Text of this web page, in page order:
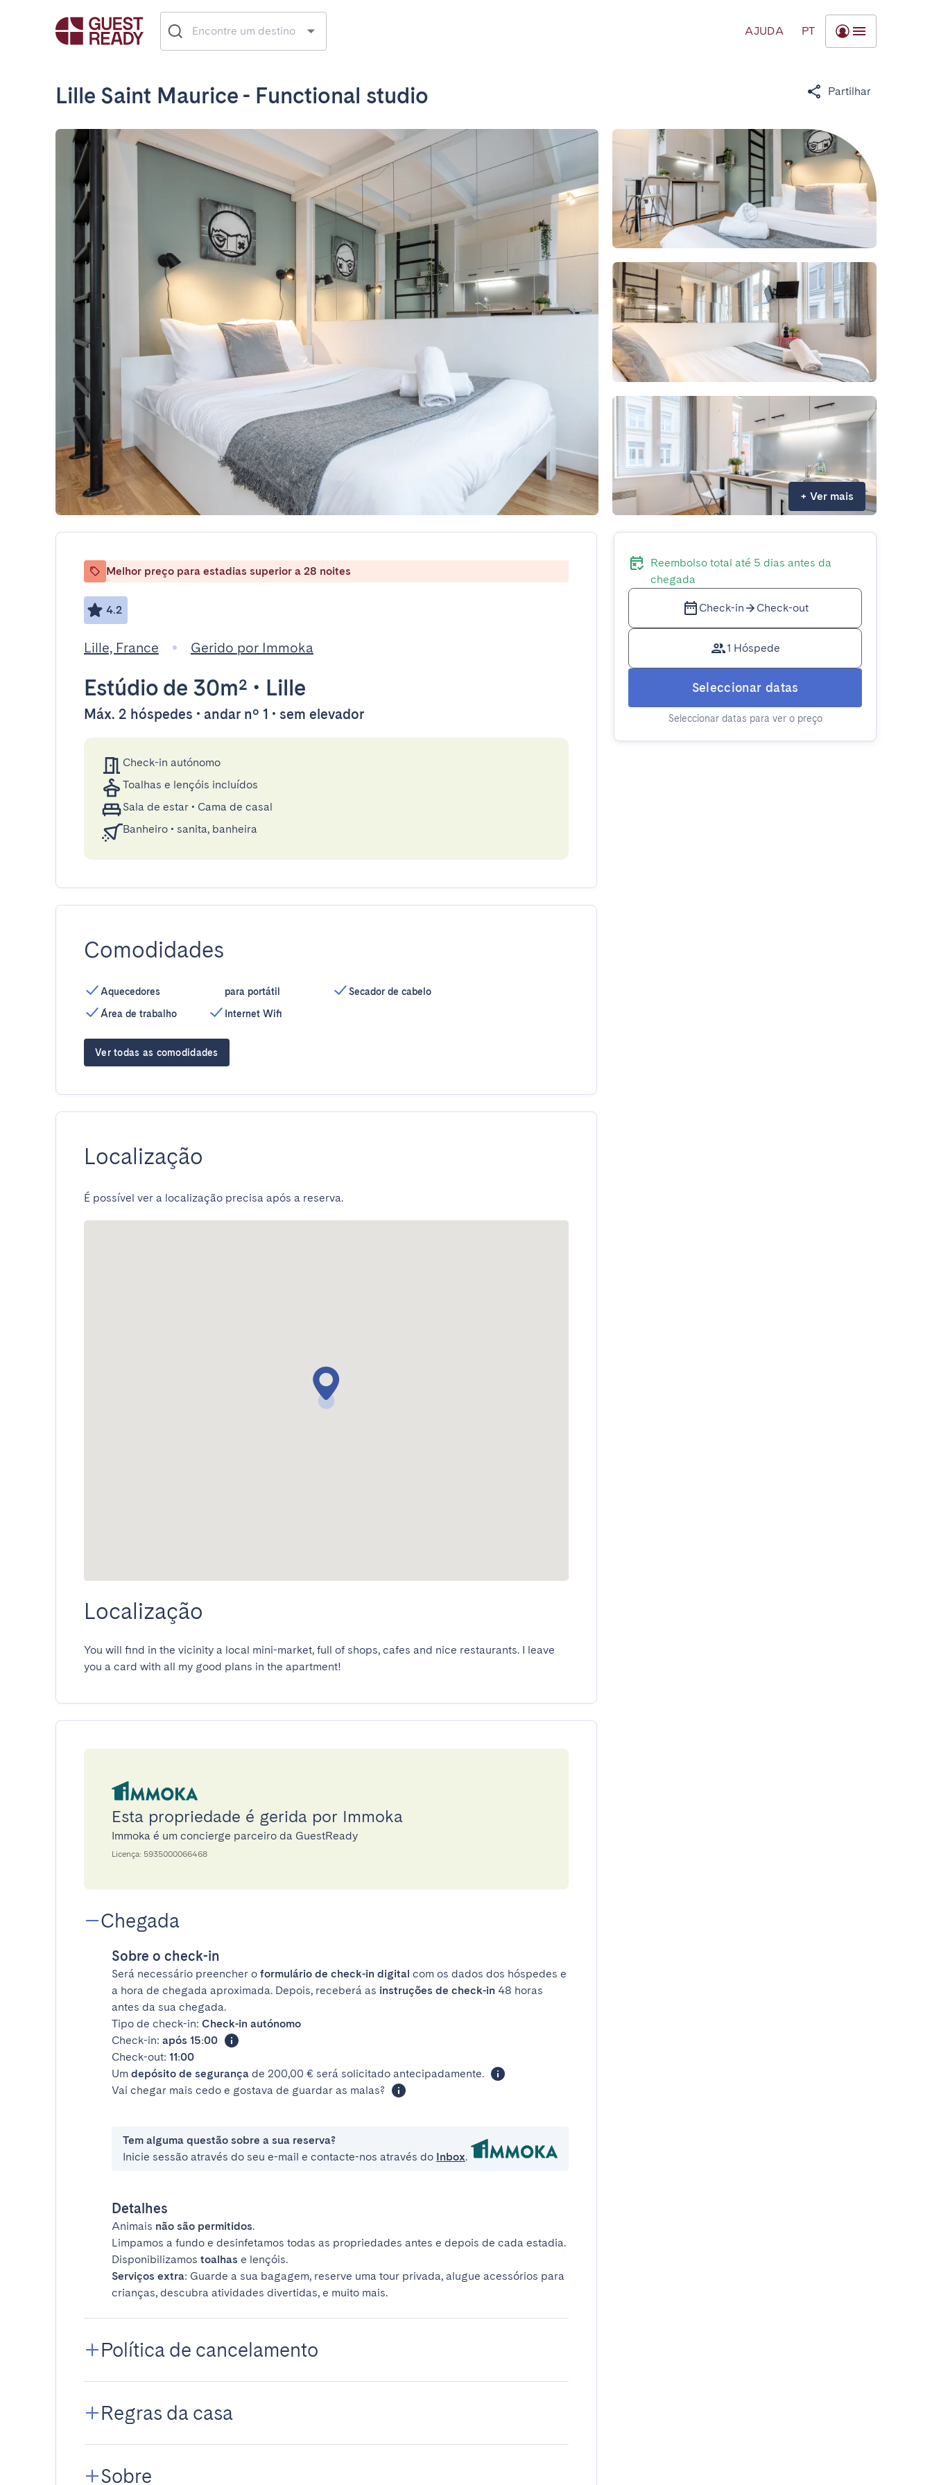
AJUDA PT
Lille Saint Maurice - Functional studio Partilhar
+ Ver mais
Melhor preço para estadias superior a 28 noites
4.2
Lille, France Gerido por Immoka
Estúdio de 30m² • Lille
Máx. 2 hóspedes • andar nº 1 • sem elevador
Check-in autónomo
Toalhas e lençóis incluídos
Sala de estar • Cama de casal
Banheiro • sanita, banheira
Comodidades
Aquecedores
Área de trabalho
para portátil
Internet Wifi
Secador de cabelo
Ver todas as comodidades
Localização
É possível ver a localização precisa após a reserva.
Localização
You will find in the vicinity a local mini-market, full of shops, cafes and nice restaurants. I leave
you a card with all my good plans in the apartment!
Esta propriedade é gerida por Immoka
Immoka é um concierge parceiro da GuestReady
Licença: 5935000066468
Chegada
Sobre o check-in
Será necessário preencher o formulário de check-in digital com os dados dos hóspedes e
a hora de chegada aproximada. Depois, receberá as instruções de check-in 48 horas
antes da sua chegada.
Tipo de check-in: Check-in autónomo
Check-in: após 15:00
Check-out: 11:00
Um depósito de segurança de 200,00 € será solicitado antecipadamente.
Vai chegar mais cedo e gostava de guardar as malas?
Tem alguma questão sobre a sua reserva?
Inicie sessão através do seu e-mail e contacte-nos através do Inbox.
Detalhes
Animais não são permitidos.
Limpamos a fundo e desinfetamos todas as propriedades antes e depois de cada estadia.
Disponibilizamos toalhas e lençóis.
Serviços extra: Guarde a sua bagagem, reserve uma tour privada, alugue acessórios para
crianças, descubra atividades divertidas, e muito mais.
Política de cancelamento
Regras da casa
Sobre
Reembolso total até 5 dias antes da
chegada
Check-in Check-out
1 Hóspede
Seleccionar datas
Seleccionar datas para ver o preço